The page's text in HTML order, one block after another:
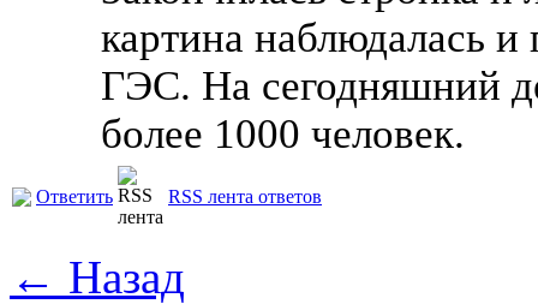
картина наблюдалась и
ГЭС. На сегодняшний
более 1000 человек.
Ответить RSS лента ответов
← Назад